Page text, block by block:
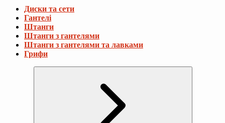
Диски та сети
Гантелі
Штанги
Штанги з гантелями
Штанги з гантелями та лавками
Грифи